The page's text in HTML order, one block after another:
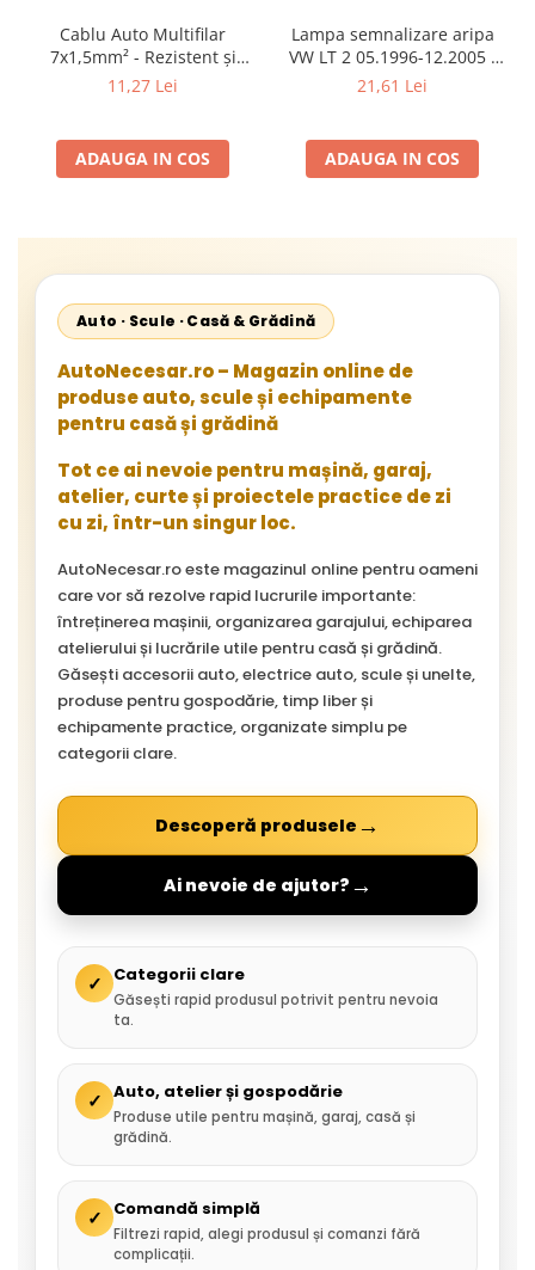
Cablu Auto Multifilar
7x1,5mm² - Rezistent și
Flexibil pentru Remorci 12V-
11,27 Lei
ADAUGA IN COS
Lampa semnalizare aripa
VW LT 2 05.1996-12.2005 ;
Mercedes Sprinter 1995-
Neoplan Euroliner,
Starliner,Centroliner,
21,61 Lei
ADAUGA IN COS
Auto · Scule · Casă & Grădină
AutoNecesar.ro – Magazin online de
produse auto, scule și echipamente
pentru casă și grădină
Tot ce ai nevoie pentru mașină, garaj,
atelier, curte și proiectele practice de zi
cu zi, într-un singur loc.
AutoNecesar.ro este magazinul online pentru oameni
care vor să rezolve rapid lucrurile importante:
întreținerea mașinii, organizarea garajului, echiparea
atelierului și lucrările utile pentru casă și grădină.
Găsești accesorii auto, electrice auto, scule și unelte,
produse pentru gospodărie, timp liber și
echipamente practice, organizate simplu pe
categorii clare.
Descoperă produsele →
Ai nevoie de ajutor? →
✓ Categorii clare
Găsești rapid produsul potrivit pentru nevoia
ta.
✓ Auto, atelier și gospodărie
Produse utile pentru mașină, garaj, casă și
grădină.
✓ Comandă simplă
Filtrezi rapid, alegi produsul și comanzi fără
complicații.